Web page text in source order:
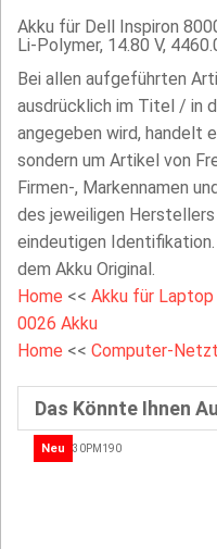
Akku für Dell Inspiron
Li-Polymer, 14.80 V,
Bei allen aufgeführten
ausdrücklich im Titel / in
angegeben wird, handelt
sondern um Artikel von
Firmen-, Markennamen
des jeweiligen
eindeutigen
dem Akku Original.
Home << Akku für Laptop
0026 Akku
Home << Computer-
Das Könnte Ihnen
Neu